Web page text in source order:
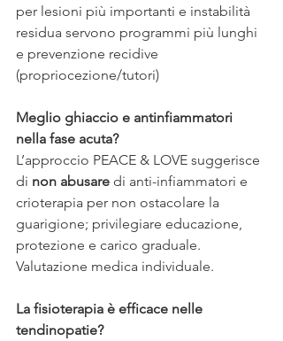
per lesioni più importanti e instabilità
residua servono programmi più lunghi
e prevenzione recidive
(propriocezione/tutori)
Meglio ghiaccio e antinfiammatori
nella fase acuta?
L’approccio PEACE & LOVE suggerisce
di non abusare di anti-infiammatori e
crioterapia per non ostacolare la
guarigione; privilegiare educazione,
protezione e carico graduale.
Valutazione medica individuale.
La fisioterapia è efficace nelle
tendinopatie?